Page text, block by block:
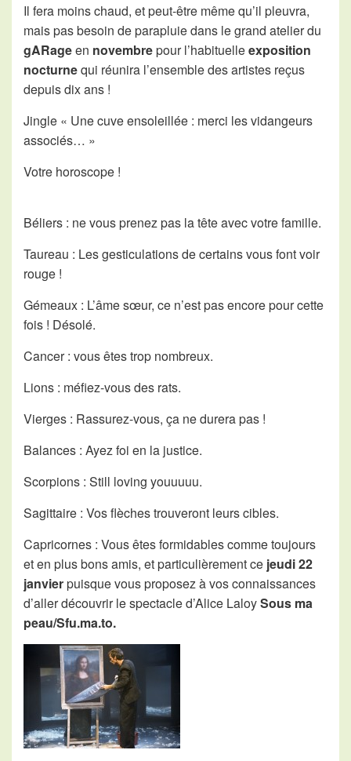
Il fera moins chaud, et peut-être même qu’il pleuvra,
mais pas besoin de parapluie dans le grand atelier du
gARageen novembrepour l’habituelleexposition
nocturnequi réunira l’ensemble des artistes reçus
depuis dix ans !
Jingle « Une cuve ensoleillée : merci les vidangeurs
associés… »
Votre horoscope !
Béliers : ne vous prenez pas la tête avec votre famille.
Taureau : Les gesticulations de certains vous font voir
rouge !
Gémeaux : L’âme sœur, ce n’est pas encore pour cette
fois ! Désolé.
Cancer : vous êtes trop nombreux.
Lions : méfiez-vous des rats.
Vierges : Rassurez-vous, ça ne durera pas !
Balances : Ayez foi en la justice.
Scorpions : Still loving youuuuu.
Sagittaire : Vos flèches trouveront leurs cibles.
Capricornes : Vous êtes formidables comme toujours
et en plus bons amis, et particulièrement ce jeudi 22
janvierpuisque vous proposez à vos connaissances
d’aller découvrir le spectacle d’Alice LaloySous ma
peau/Sfu.ma.to.